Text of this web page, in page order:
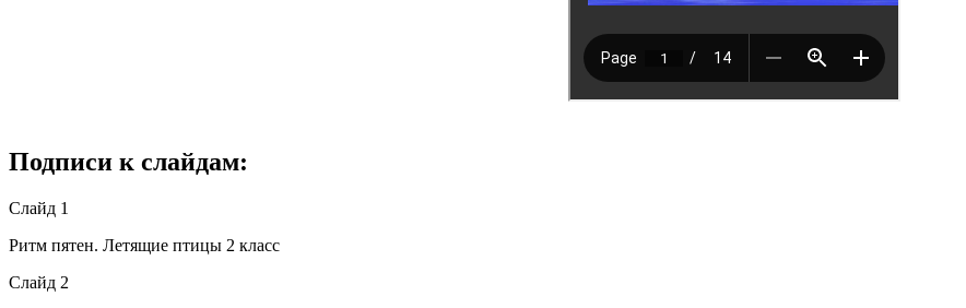
Подписи к слайдам:
Слайд 1
Ритм пятен. Летящие птицы 2 класс
Слайд 2